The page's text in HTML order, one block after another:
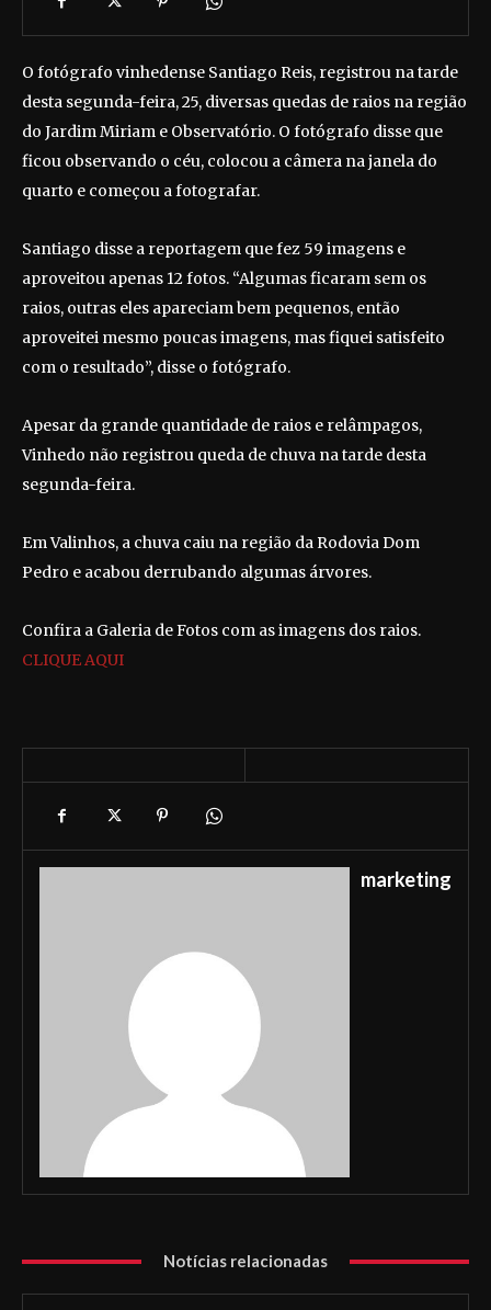
O fotógrafo vinhedense Santiago Reis, registrou na tarde
desta segunda-feira, 25, diversas quedas de raios na região
do Jardim Miriam e Observatório. O fotógrafo disse que
ficou observando o céu, colocou a câmera na janela do
quarto e começou a fotografar.
Santiago disse a reportagem que fez 59 imagens e
aproveitou apenas 12 fotos. “Algumas ficaram sem os
raios, outras eles apareciam bem pequenos, então
aproveitei mesmo poucas imagens, mas fiquei satisfeito
com o resultado”, disse o fotógrafo.
Apesar da grande quantidade de raios e relâmpagos,
Vinhedo não registrou queda de chuva na tarde desta
segunda-feira.
Em Valinhos, a chuva caiu na região da Rodovia Dom
Pedro e acabou derrubando algumas árvores.
Confira a Galeria de Fotos com as imagens dos raios.
CLIQUE AQUI
marketing
Notícias relacionadas